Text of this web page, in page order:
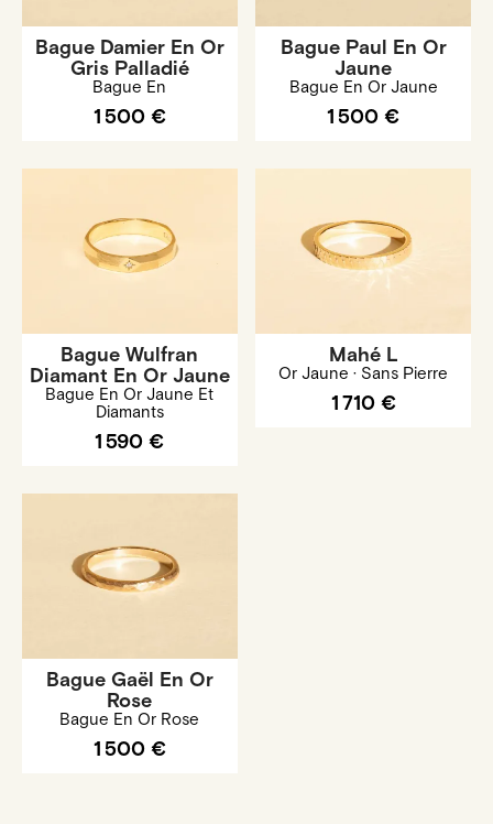
Bague Damier En Or
Gris Palladié
Bague En
1 500 €
Bague Paul En Or
Jaune
Bague En Or Jaune
1 500 €
Bague Wulfran
Diamant En Or Jaune
Bague En Or Jaune Et
Diamants
1 590 €
Mahé L
Or Jaune · Sans Pierre
1 710 €
Bague Gaël En Or
Rose
Bague En Or Rose
1 500 €